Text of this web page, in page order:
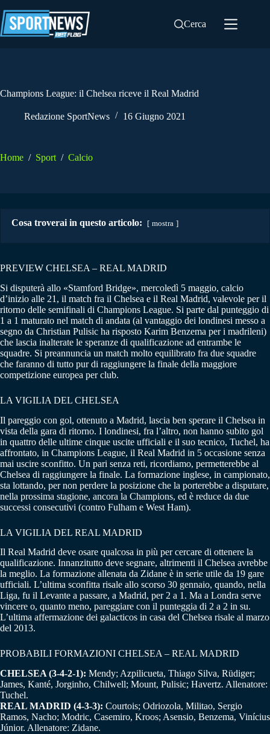
al
contenuto
Cerca
Champions League: il Chelsea riceve il Real Madrid
Redazione SportNews 16 Giugno 2021
Home / Sport / Calcio
Cosa troverai in questo articolo: mostra
PREVIEW CHELSEA – REAL MADRID
Si disputerà allo «Stamford Bridge», mercoledì 5 maggio, calcio
d’inizio alle 21, il match fra il Chelsea e il Real Madrid, valevole per il
ritorno delle semifinali di Champions League. Si parte dal punteggio di
1 a 1 maturato nel match di andata (al vantaggio dei londinesi messo a
segno da Christian Pulisic ha risposto Karim Benzema per i madrileni)
che lascia inalterate le speranze di qualificazione ad entrambe le
squadre. Si preannuncia un match molto equilibrato fra due squadre
che faranno di tutto pur di raggiungere la finale della maggiore
competizione europea per club.
LA VIGILIA DEL CHELSEA
Il pareggio con gol, ottenuto a Madrid, lascia ben sperare il Chelsea in
vista della gara di ritorno. I londinesi, fra l’altro, non hanno subito gol
in quattro delle ultime cinque uscite ufficiali e il suo tecnico, Tuchel, ha
affrontato, in Champions League, il Real Madrid in 5 occasione senza
mai uscire sconfitto. Un pari senza reti, ricordiamo, permetterebbe al
Chelsea di raggiungere la finale. La formazione inglese, in campionato,
sta lottando, per non perdere la posizione che la porterebbe a disputare,
nella prossima stagione, ancora la Champions, ed è reduce da due
successi consecutivi (contro Fulham e West Ham).
LA VIGILIA DEL REAL MADRID
Il Real Madrid deve osare qualcosa in più per cercare di ottenere la
qualificazione. Innanzitutto deve segnare, altrimenti il Chelsea avrebbe
la meglio. La formazione allenata da Zidane è in serie utile da 19 gare
ufficiali. L’ultima sconfitta risale allo scorso 30 gennaio, quando, nella
Liga, fu il Levante a passare, a Madrid, per 2 a 1. Ma a Londra serve
vincere o, quanto meno, pareggiare con il punteggia di 2 a 2 in su.
L’ultima affermazione dei galacticos in casa del Chelsea risale al marzo
del 2013.
PROBABILI FORMAZIONI CHELSEA – REAL MADRID
CHELSEA (3-4-2-1): Mendy; Azpilicueta, Thiago Silva, Rüdiger;
James, Kanté, Jorginho, Chilwell; Mount, Pulisic; Havertz. Allenatore:
Tuchel.
REAL MADRID (4-3-3): Courtois; Odriozola, Militao, Sergio
Ramos, Nacho; Modric, Casemiro, Kroos; Asensio, Benzema, Vinícius
Júnior. Allenatore: Zidane.